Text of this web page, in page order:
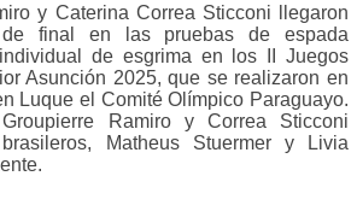
y Caterina Correa Sticconi llegaron
final en las pruebas de espada
de esgrima en los II Juegos
Asunción 2025, que se realizaron en
Luque el Comité Olímpico Paraguayo.
Ramiro y Correa Sticconi
Matheus Stuermer y Livia